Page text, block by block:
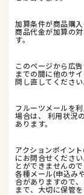
加算条件が商品購
商品代金が加算の
す。
このページから広
までの間に他のサ
問し直してください
フルーツメールを
場合は、 利用状況
あります。
アクションポイン
にお問合せくださ
とができませんの
各種メール(申込み
合がありますので
まで、大切に保管